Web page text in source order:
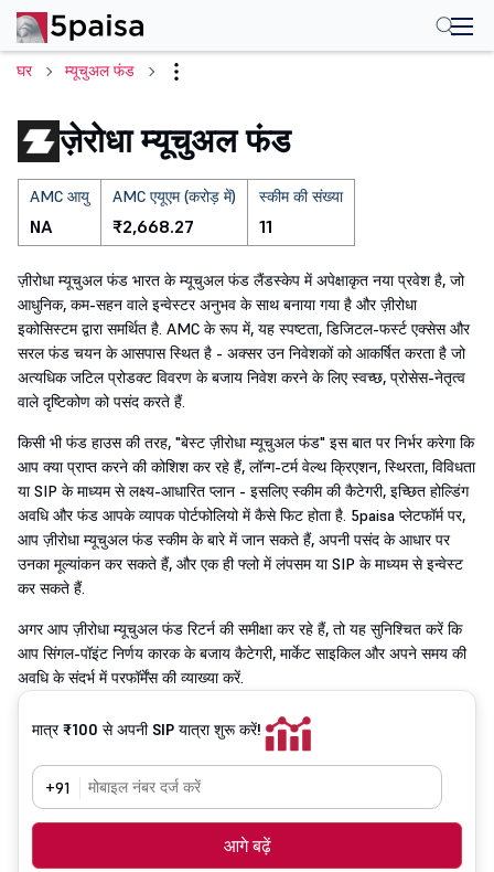
घर म्यूचुअल फंड
ज़ेरोधा म्यूचुअल फंड
AMC आयु
NA
AMC एयूएम (करोड़ में)
₹2,668.27
स्कीम की संख्या
11
ज़ीरोधा म्यूचुअल फंड भारत के म्यूचुअल फंड लैंडस्केप में अपेक्षाकृत नया प्रवेश है, जो
आधुनिक, कम-सहन वाले इन्वेस्टर अनुभव के साथ बनाया गया है और ज़ीरोधा
इकोसिस्टम द्वारा समर्थित है. AMC के रूप में, यह स्पष्टता, डिजिटल-फर्स्ट एक्सेस और
सरल फंड चयन के आसपास स्थित है - अक्सर उन निवेशकों को आकर्षित करता है जो
अत्यधिक जटिल प्रोडक्ट विवरण के बजाय निवेश करने के लिए स्वच्छ, प्रोसेस-नेतृत्व
वाले दृष्टिकोण को पसंद करते हैं.
किसी भी फंड हाउस की तरह, "बेस्ट ज़ीरोधा म्यूचुअल फंड" इस बात पर निर्भर करेगा कि
आप क्या प्राप्त करने की कोशिश कर रहे हैं, लॉन्ग-टर्म वेल्थ क्रिएशन, स्थिरता, विविधता
या SIP के माध्यम से लक्ष्य-आधारित प्लान - इसलिए स्कीम की कैटेगरी, इच्छित होल्डिंग
अवधि और फंड आपके व्यापक पोर्टफोलियो में कैसे फिट होता है. 5paisa प्लेटफॉर्म पर,
आप ज़ीरोधा म्यूचुअल फंड स्कीम के बारे में जान सकते हैं, अपनी पसंद के आधार पर
उनका मूल्यांकन कर सकते हैं, और एक ही फ्लो में लंपसम या SIP के माध्यम से इन्वेस्ट
कर सकते हैं.
अगर आप ज़ीरोधा म्यूचुअल फंड रिटर्न की समीक्षा कर रहे हैं, तो यह सुनिश्चित करें कि
आप सिंगल-पॉइंट निर्णय कारक के बजाय कैटेगरी, मार्केट साइकिल और अपने समय की
अवधि के संदर्भ में परफॉर्मेंस की व्याख्या करें.
मात्र ₹100 से अपनी SIP यात्रा शुरू करें!
+91
आगे बढ़ें